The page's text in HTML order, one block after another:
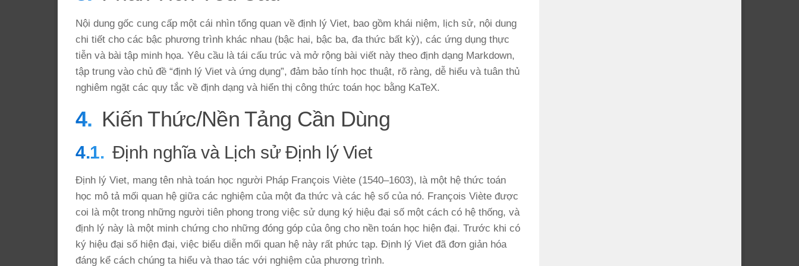
Nội dung gốc cung cấp một cái nhìn tổng quan về định lý Viet, bao gồm khái niệm, lịch sử, nội dung
chi tiết cho các bậc phương trình khác nhau (bậc hai, bậc ba, đa thức bất kỳ), các ứng dụng thực
tiễn và bài tập minh họa. Yêu cầu là tái cấu trúc và mở rộng bài viết này theo định dạng Markdown,
tập trung vào chủ đề “định lý Viet và ứng dụng”, đảm bảo tính học thuật, rõ ràng, dễ hiểu và tuân thủ
nghiêm ngặt các quy tắc về định dạng và hiển thị công thức toán học bằng KaTeX.
Kiến Thức/Nền Tảng Cần Dùng
Định nghĩa và Lịch sử Định lý Viet
Định lý Viet, mang tên nhà toán học người Pháp François Viète (1540–1603), là một hệ thức toán
học mô tả mối quan hệ giữa các nghiệm của một đa thức và các hệ số của nó. François Viète được
coi là một trong những người tiên phong trong việc sử dụng ký hiệu đại số một cách có hệ thống, và
định lý này là một minh chứng cho những đóng góp của ông cho nền toán học hiện đại. Trước khi có
ký hiệu đại số hiện đại, việc biểu diễn mối quan hệ này rất phức tạp. Định lý Viet đã đơn giản hóa
đáng kể cách chúng ta hiểu và thao tác với nghiệm của phương trình.